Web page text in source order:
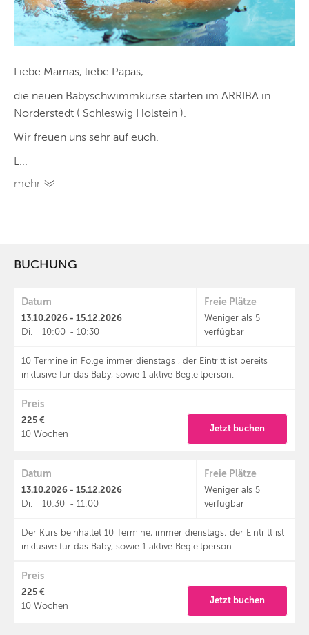
Liebe Mamas, liebe Papas,
die neuen Babyschwimmkurse starten im ARRIBA in
Norderstedt ( Schleswig Holstein ).
Wir freuen uns sehr auf euch.
L...
mehr
BUCHUNG
Datum
13.10.2026 - 15.12.2026
Di. 10:00 - 10:30
10 Termine in Folge immer dienstags , der Eintritt ist bereits
inklusive für das Baby, sowie 1 aktive Begleitperson.
Freie Plätze
Weniger als 5
verfügbar
Preis
225 €
10 Wochen
Jetzt buchen
Datum
13.10.2026 - 15.12.2026
Di. 10:30 - 11:00
Der Kurs beinhaltet 10 Termine, immer dienstags; der Eintritt ist
inklusive für das Baby, sowie 1 aktive Begleitperson.
Freie Plätze
Weniger als 5
verfügbar
Preis
225 €
10 Wochen
Jetzt buchen